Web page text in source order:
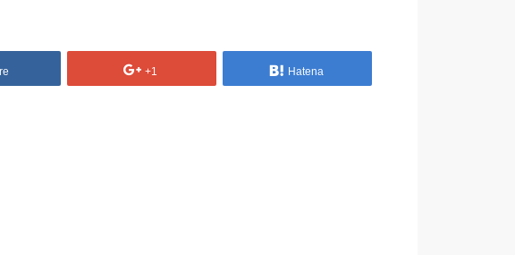
+1 Hatena